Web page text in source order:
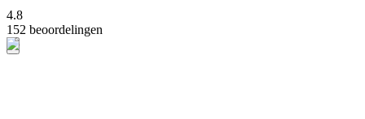
4.8
152 beoordelingen